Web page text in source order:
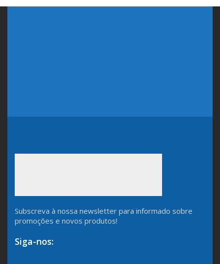
Subscreva à nossa newsletter para informado sobre
promoções e novos produtos!
Siga-nos: